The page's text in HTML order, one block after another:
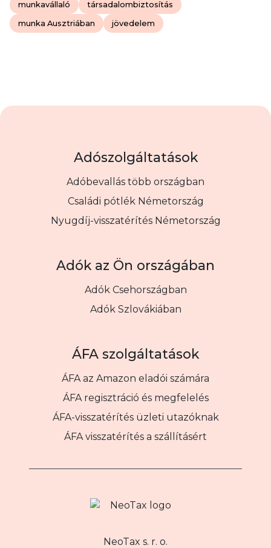
munkavállaló társadalombiztosítás
munka Ausztriában jövedelem
Adószolgáltatások
Adóbevallás több országban
Családi pótlék Németország
Nyugdíj-visszatérítés Németország
Adók az Ön országában
Adók Csehországban
Adók Szlovákiában
ÁFA szolgáltatások
ÁFA az Amazon eladói számára
ÁFA regisztráció és megfelelés
ÁFA-visszatérítés üzleti utazóknak
ÁFA visszatérítés a szállításért
NeoTax s. r. o.